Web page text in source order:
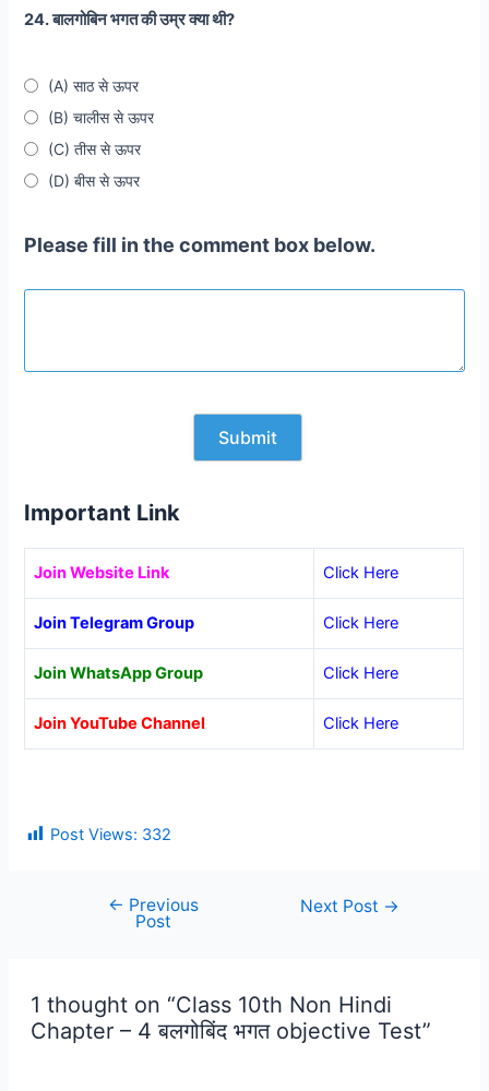
24. बालगोबिन भगत की उम्र क्या थी?
(A) साठ से ऊपर
(B) चालीस से ऊपर
(C) तीस से ऊपर
(D) बीस से ऊपर
Please fill in the comment box below.
Important Link
Join Website Link Click Here
Join Telegram Group Click Here
Join WhatsApp Group Click Here
Join YouTube Channel Click Here
Post Views: 332
navigation
← Previous
Post
Next Post →
1 thought on “Class 10th Non Hindi
Chapter – 4 बलगोबिंद भगत objective Test”